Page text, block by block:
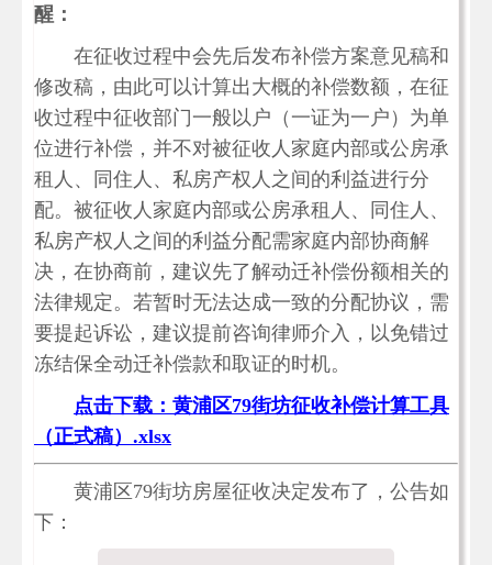
醒：
在征收过程中会先后发布补偿方案意见稿和
修改稿，由此可以计算出大概的补偿数额，在征
收过程中征收部门一般以户（一证为一户）为单
位进行补偿，并不对被征收人家庭内部或公房承
租人、同住人、私房产权人之间的利益进行分
配。被征收人家庭内部或公房承租人、同住人、
私房产权人之间的利益分配需家庭内部协商解
决，在协商前，建议先了解动迁补偿份额相关的
法律规定。若暂时无法达成一致的分配协议，需
要提起诉讼，建议提前咨询律师介入，以免错过
冻结保全动迁补偿款和取证的时机。
点击下载：黄浦区79街坊征收补偿计算工具
（正式稿）.xlsx
黄浦区79街坊房屋征收决定发布了，公告如
下：